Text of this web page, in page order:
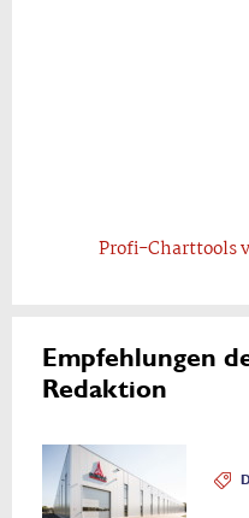
Profi-Charttools
Empfehlungen
Redaktion